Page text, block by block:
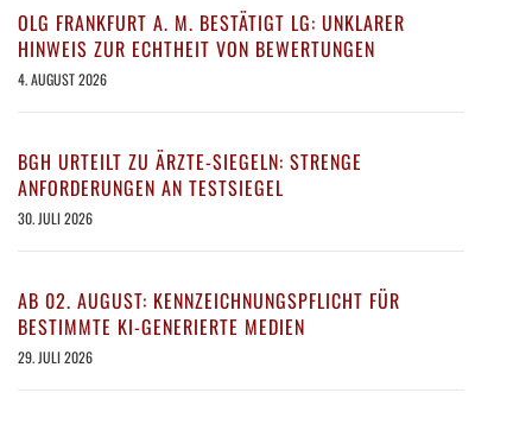
OLG FRANKFURT A. M. BESTÄTIGT LG: UNKLARER
HINWEIS ZUR ECHTHEIT VON BEWERTUNGEN
4. AUGUST 2026
BGH URTEILT ZU ÄRZTE-SIEGELN: STRENGE
ANFORDERUNGEN AN TESTSIEGEL
30. JULI 2026
AB 02. AUGUST: KENNZEICHNUNGSPFLICHT FÜR
BESTIMMTE KI-GENERIERTE MEDIEN
29. JULI 2026